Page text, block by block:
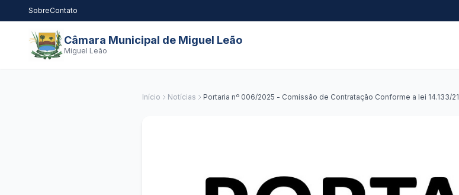
SobreContato
Câmara Municipal de Miguel Leão
Miguel Leão
Início Notícias Portaria nº 006/2025 - Comissão de Contratação Conforme a lei 14.133/21